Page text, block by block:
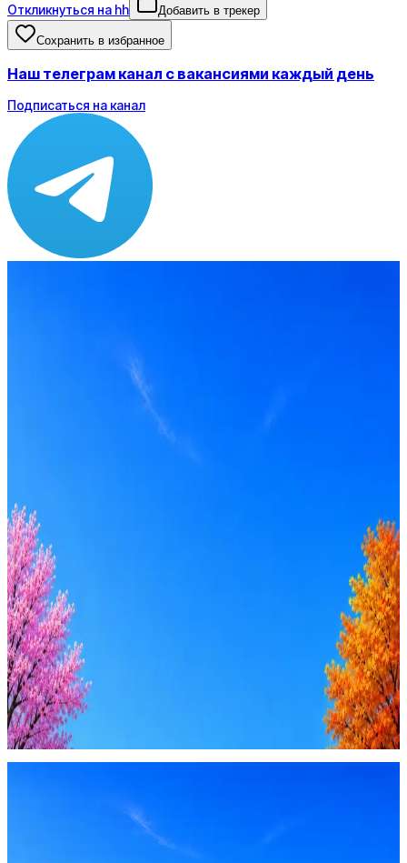
Откликнуться на hh Добавить в трекер
Сохранить в избранное
Наш телеграм канал с вакансиями каждый день
Подписаться на канал
Оффер быстрее с Эйч
Будьте осторожны: если работодатель просит войти через
Google, iCloud или Госуслуги, прислать код или пароль,
запустить ПО или перевести деньги — это мошенники.
Жмите Пожаловаться
Стратегия поиска с AI: рынки, позиции, вилка, каналы